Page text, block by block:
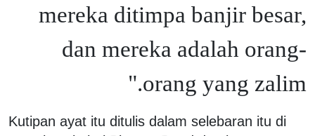
mereka ditimpa banjir besar,
dan mereka adalah orang-
orang yang zalim."
Kutipan ayat itu ditulis dalam selebaran itu di